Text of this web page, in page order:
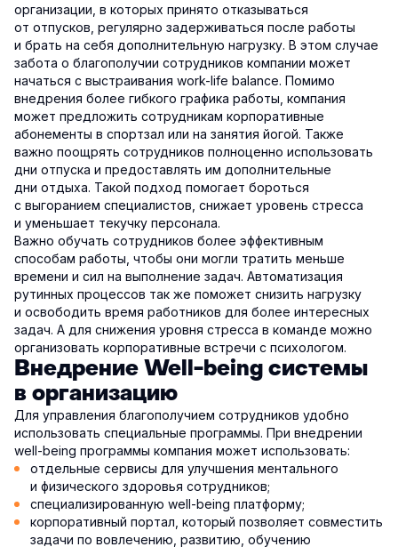
организации, в которых принято отказываться
от отпусков, регулярно задерживаться после работы
и брать на себя дополнительную нагрузку. В этом случае
забота о благополучии сотрудников компании может
начаться с выстраивания work-life balance. Помимо
внедрения более гибкого графика работы, компания
может предложить сотрудникам корпоративные
абонементы в спортзал или на занятия йогой. Также
важно поощрять сотрудников полноценно использовать
дни отпуска и предоставлять им дополнительные
дни отдыха. Такой подход помогает бороться
с выгоранием специалистов, снижает уровень стресса
и уменьшает текучку персонала.
Важно обучать сотрудников более эффективным
способам работы, чтобы они могли тратить меньше
времени и сил на выполнение задач. Автоматизация
рутинных процессов так же поможет снизить нагрузку
и освободить время работников для более интересных
задач. А для снижения уровня стресса в команде можно
организовать корпоративные встречи с психологом.
Внедрение Well-being системы
в организацию
Для управления благополучием сотрудников удобно
использовать специальные программы. При внедрении
well-being программы компания может использовать:
отдельные сервисы для улучшения ментального
и физического здоровья сотрудников;
специализированную well-being платформу;
корпоративный портал, который позволяет совместить
задачи по вовлечению, развитию, обучению